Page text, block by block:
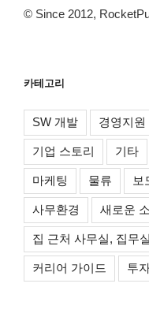
© Since 2012,
카테고리
SW 개발 경영지원
기업 스토리 기타
마케팅 물류 보
사무환경 새로운
집 근처 사무실, 집무실
커리어 가이드 투